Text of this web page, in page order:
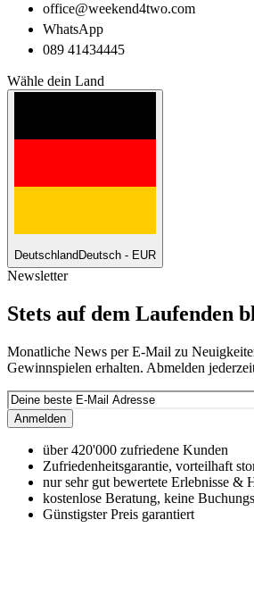
office@weekend4two.com
WhatsApp
089 41434445
Wähle dein Land
DeutschlandDeutsch - EUR
Newsletter
Stets auf dem Laufenden
Monatliche News per E-Mail zu
Gewinnspielen erhalten. Abmelden
Anmelden
über 420'000 zufriedene Kunden
Zufriedenheitsgarantie, vorteilhaft
nur sehr gut bewertete Erlebnisse &
kostenlose Beratung, keine
Günstigster Preis garantiert